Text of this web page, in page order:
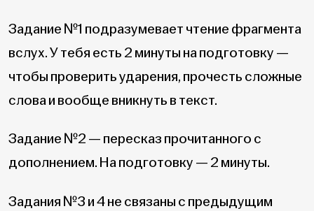
Задание №1 подразумевает чтение фрагмента
вслух. У тебя есть 2 минуты на подготовку —
чтобы проверить ударения, прочесть сложные
слова и вообще вникнуть в текст.
Задание №2 — пересказ прочитанного с
дополнением. На подготовку — 2 минуты.
Задания №3 и 4 не связаны с предыдущим